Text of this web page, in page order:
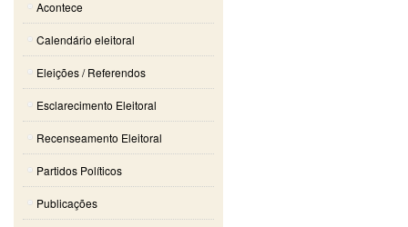
Acontece
Calendário eleitoral
Eleições / Referendos
Esclarecimento Eleitoral
Recenseamento Eleitoral
Partidos Políticos
Publicações